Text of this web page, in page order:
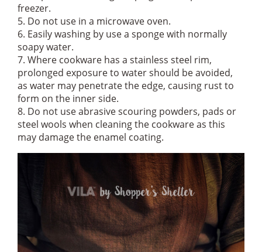
freezer.
5. Do not use in a microwave oven.
6. Easily washing by use a sponge with normally
soapy water.
7. Where cookware has a stainless steel rim,
prolonged exposure to water should be avoided,
as water may penetrate the edge, causing rust to
form on the inner side.
8. Do not use abrasive scouring powders, pads or
steel wools when cleaning the cookware as this
may damage the enamel coating.